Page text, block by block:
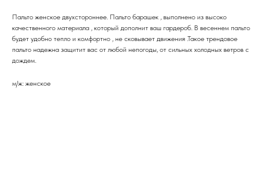
Пальто женское двухстороннее. Пальто барашек , выполнено из высоко
качественного материала , который дополнит ваш гардероб. В весеннем пальто
будет удобно тепло и комфортно , не сковывает движения .Такое трендовое
пальто надежна защитит вас от любой непогоды, от сильных холодных ветров с
дождем.
м/ж: женское